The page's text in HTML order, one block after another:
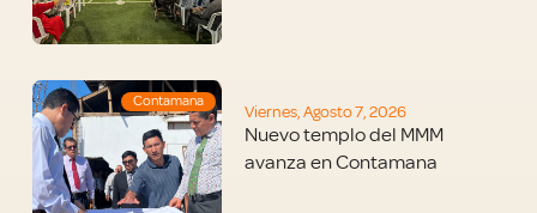
Contamana
Viernes, Agosto 7, 2026
Nuevo templo del MMM
avanza en Contamana